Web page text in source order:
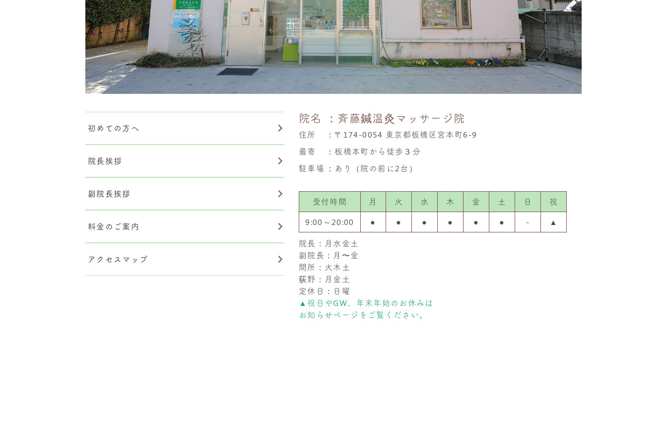
初めての方へ
院長挨拶
副院長挨拶
料金のご案内
アクセスマップ
院名 ：斉藤鍼温灸マッサージ院
住所 ： 〒174-0054 東京都板橋区宮本町6-9
最寄
：板橋本町から徒歩３分
駐車場 ：あり（院の前に2台）
受付時間 月 火 水 木 金 土 日
祝
9:00～20:00
● ● ● ● ● ● - ▲
院長：月水金土
副院長：月〜金
間所：火木土
荻野：月金土
定休日：日曜
▲祝日やGW、年末年始のお休みは
お知らせページをご覧ください。